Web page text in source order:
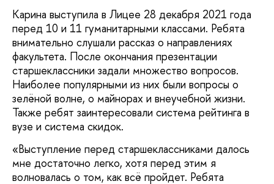
Карина выступила в Лицее 28 декабря 2021 года
перед 10 и 11 гуманитарными классами. Ребята
внимательно слушали рассказ о направлениях
факультета. После окончания презентации
старшеклассники задали множество вопросов.
Наиболее популярными из них были вопросы о
зелёной волне, о майнорах и внеучебной жизни.
Также ребят заинтересовали система рейтинга в
вузе и система скидок.
«Выступление перед старшеклассниками далось
мне достаточно легко, хотя перед этим я
волновалась о том, как всё пройдет. Ребята